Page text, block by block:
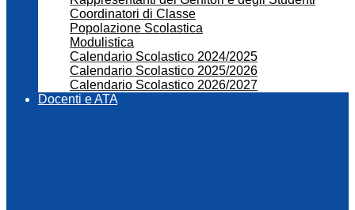
Coordinatori di Classe
Popolazione Scolastica
Modulistica
Calendario Scolastico 2024/2025
Calendario Scolastico 2025/2026
Calendario Scolastico 2026/2027
Docenti e ATA